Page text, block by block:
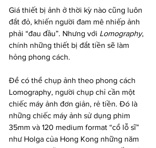
Giá thiết bị ảnh ở thời kỳ nào cũng luôn
đắt đỏ, khiến người đam mê nhiếp ảnh
phải “đau đầu”. Nhưng với Lomography,
chính những thiết bị đắt tiền sẽ làm
hỏng phong cách.
Để có thể chụp ảnh theo phong cách
Lomography, người chụp chỉ cần một
chiếc máy ảnh đơn giản, rẻ tiền. Đó là
những chiếc máy ảnh sử dụng phim
35mm và 120 medium format “cổ lỗ sĩ”
như Holga của Hong Kong những năm